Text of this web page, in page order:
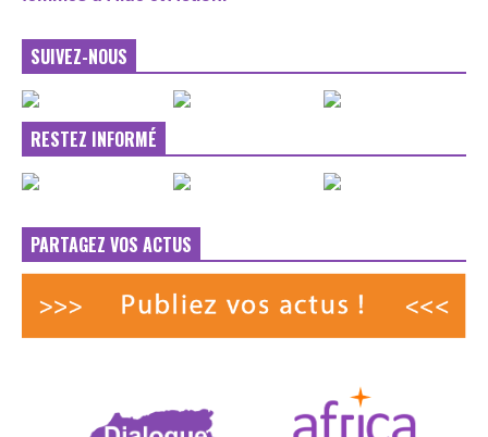
SUIVEZ-NOUS
RESTEZ INFORMÉ
PARTAGEZ VOS ACTUS